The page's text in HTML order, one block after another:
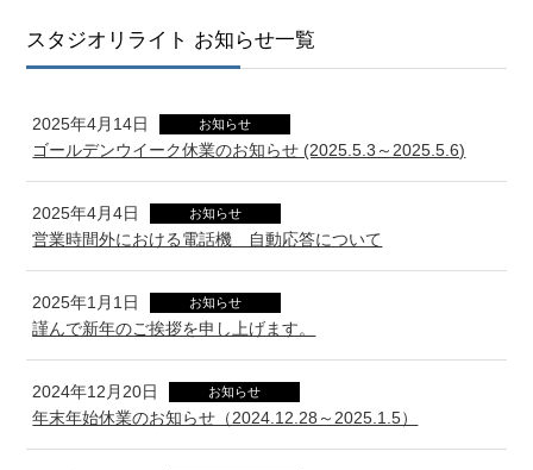
スタジオリライト お知らせ一覧
2025年4月14日 お知らせ
ゴールデンウイーク休業のお知らせ (2025.5.3～2025.5.6)
2025年4月4日 お知らせ
営業時間外における電話機 自動応答について
2025年1月1日 お知らせ
謹んで新年のご挨拶を申し上げます。
2024年12月20日 お知らせ
年末年始休業のお知らせ（2024.12.28～2025.1.5）